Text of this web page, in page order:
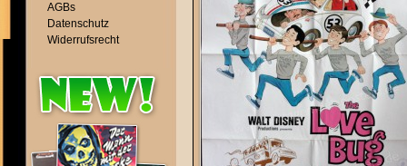
AGBs
Datenschutz
Widerrufsrecht